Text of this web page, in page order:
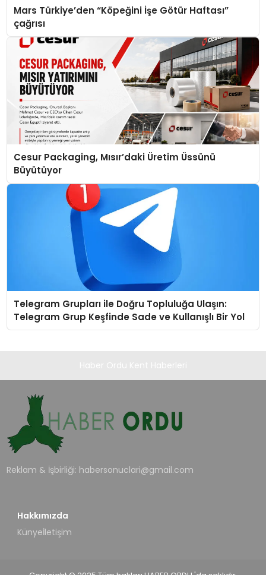
Mars Türkiye’den “Köpeğini İşe Götür Haftası”
çağrısı
Cesur Packaging, Mısır’daki Üretim Üssünü
Büyütüyor
Telegram Grupları ile Doğru Topluluğa Ulaşın:
Telegram Grup Keşfinde Sade ve Kullanışlı Bir Yol
Reklam & İşbirliği: habersonuclari@gmail.com
Hakkımızda
Künyeİletişim